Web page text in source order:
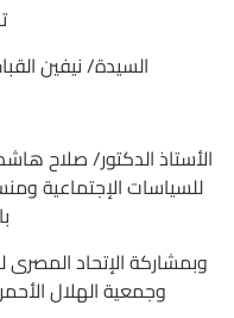
السيدة/ نيفين
الأستاذ الدكتور/ صلاح
للسياسات الإجتماعية
وبمشاركة الإتحاد المصرى
وجمعية الهلال